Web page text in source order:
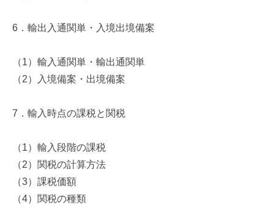
6 ．輸出入通関単・入境出境備案
（1）輸入通関単・輸出通関単
（2）入境備案・出境備案
7 ．輸入時点の課税と関税
（1）輸入段階の課税
（2）関税の計算方法
（3）課税価額
（4）関税の種類